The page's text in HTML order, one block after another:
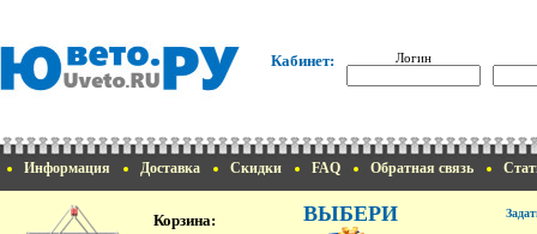
Кабинет: Логин
Информация Доставка Скидки FAQ Обратная связь
Корзина: ВЫБЕРИ